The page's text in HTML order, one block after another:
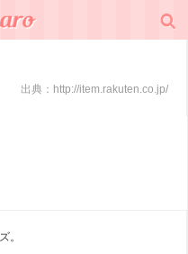
出典： http://item.rakuten.co.jp/
。